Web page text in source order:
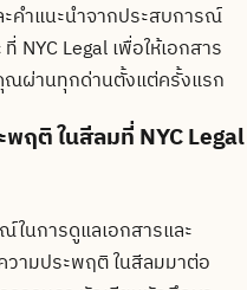
คำแนะนำจากประสบการณ์
NYC Legal เพื่อให้เอกสาร
ณผ่านทุกด่านตั้งแต่ครั้งแรก
ฤติ ในสีลมที่ NYC Legal
ในการดูแลเอกสารและ
ามประพฤติ ในสีลมมาต่อ